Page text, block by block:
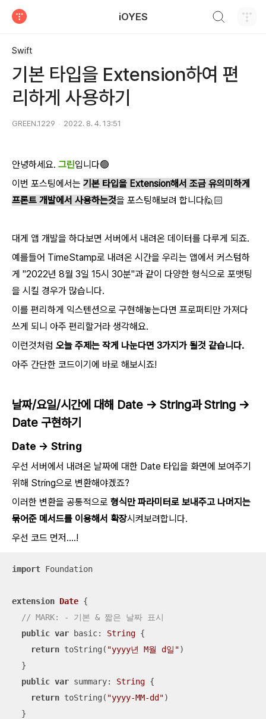
iOYES
Swift
기본 타입을 Extension하여 편
리하게 사용하기
GREEN.1229 2022. 8. 4. 13:51
안녕하세요. 그린입니다🟢
이번 포스팅에서는 기본 타입을 Extension해서 조금 유의미하게
프론트 개발에서 사용하는것을 포스팅해보려 합니다🙋🏻
대게 앱 개발을 하다보면 서버에서 내려온 데이터를 다루게 되죠.
예를들어 TimeStamp로 내려온 시간을 우리는 앱에서 커스텀하
게 "2022년 8월 3일 15시 30분"과 같이 다양한 형식으로 포맷팅
을 시킬 경우가 많습니다.
이를 편리하게 익스텐션으로 구현해놓는다면 프로퍼티만 가져다
쓰게 되니 아주 편리할거라 생각해요.
이런것처럼 오늘 주제는 작게 나눈다면 3가지가 될것 같습니다.
아주 간단한 코드이기에 바로 해보시죠!
날짜/요일/시간에 대해 Date -> String과 String ->
Date 구현하기
Date -> String
우선 서버에서 내려온 날짜에 대한 Date 타입을 화면에 보여주기
위해 String으로 변환해야겠죠?
이러한 변환을 공통적으로 형식만 파라미터로 보내주고 나머지는
묶어준 메서드를 이용해서 확장시켜보려합니다.
우선 코드 먼저....!
import Foundation
extension Date {
// MARK: - 기본 & 짧은 날짜 표시
public var basic: String {
return toString( "yyyy년 M월 d일")
  }
public var summary: String {
return toString( "yyyy-MM-dd")
  }